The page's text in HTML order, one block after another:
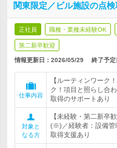
関東限定／ビル施設の点
正社員 職種・業種未経験OK
第二新卒歓迎
情報更新日：2026/05/29 終了予定
仕事内容
【ルーティンワーク
ク！項目と照らし合
取得のサポートあり
対象と
なる方
【未経験・第二新卒
(※)／経験者：設備
取得支援あり